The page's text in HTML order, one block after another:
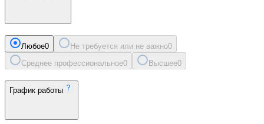
Любое0 Не требуется или не важно0
Среднее профессиональное0 Высшее0
График работы